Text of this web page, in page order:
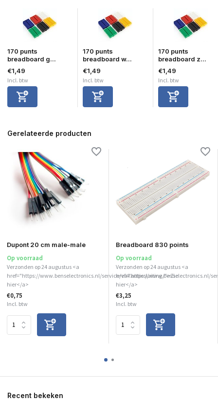
170 punts
breadboard g...
€1,49
Incl. btw
170 punts
breadboard w...
€1,49
Incl. btw
170 punts
breadboard z...
€1,49
Incl. btw
Gerelateerde producten
Dupont 20 cm male-male
Op voorraad
Verzonden op 24 augustus <a
href="https://www.benselectronics.nl/service/vakantiesluiting/">Zie
hier</a>
€0,75
Incl. btw
Breadboard 830 points
Op voorraad
Verzonden op 24 augustus <a
href="https://www.benselectronics.nl/
hier</a>
€3,25
Incl. btw
Recent bekeken